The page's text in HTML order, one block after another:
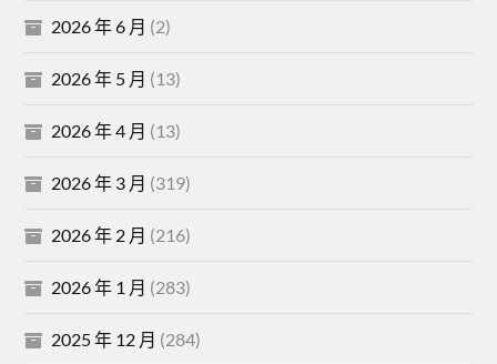
2026 年 6 月 (2)
2026 年 5 月 (13)
2026 年 4 月 (13)
2026 年 3 月 (319)
2026 年 2 月 (216)
2026 年 1 月 (283)
2025 年 12 月 (284)